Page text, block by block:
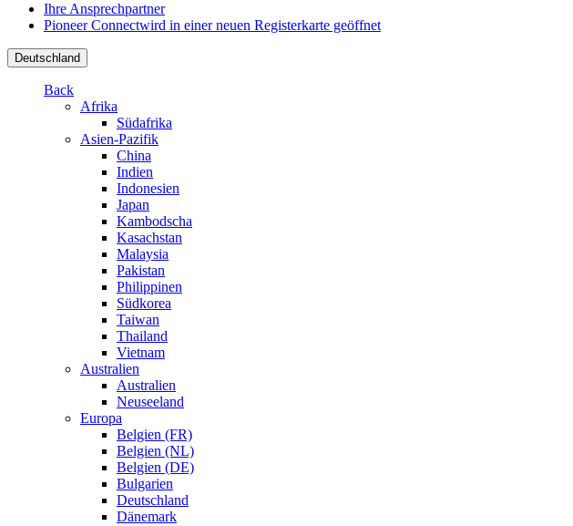
Ihre Ansprechpartner
Pioneer Connectwird in einer neuen Registerkarte geöffnet
Deutschland
Back
Afrika
Südafrika
Asien-Pazifik
China
Indien
Indonesien
Japan
Kambodscha
Kasachstan
Malaysia
Pakistan
Philippinen
Südkorea
Taiwan
Thailand
Vietnam
Australien
Australien
Neuseeland
Europa
Belgien (FR)
Belgien (NL)
Belgien (DE)
Bulgarien
Deutschland
Dänemark